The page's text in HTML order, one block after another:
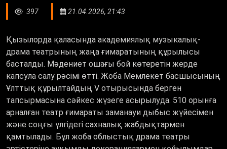
397 21.04.2026, 21:43
Қызылорда қаласында академиялық музыкалық-
драма театрының жаңа ғимаратының құрылысы
басталды. Мәдениет ошағы бой көтеретін жерде
капсула салу рәсімі өтті. Жоба Мемлекет басшысының
Ұлттық құрылтайдың V отырысында берген
тапсырмасына сәйкес жүзеге асырылуда. 510 орынға
арналған театр ғимараты заманауи дыбыс жүйесімен
және соңғы үлгідегі сахналық жабдықтармен
қамтылады. Бұл жоба облыстық драма театры